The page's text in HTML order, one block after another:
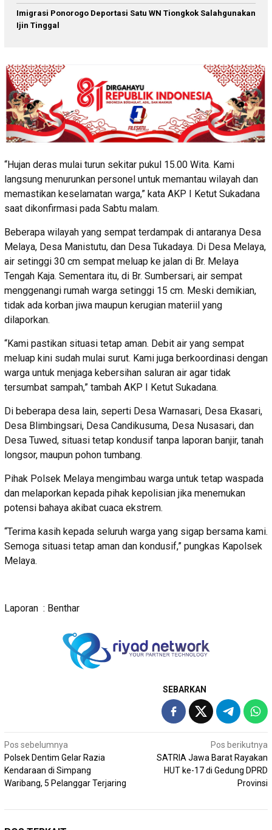
Imigrasi Ponorogo Deportasi Satu WN Tiongkok Salahgunakan
Ijin Tinggal
“Hujan deras mulai turun sekitar pukul 15.00 Wita. Kami
langsung menurunkan personel untuk memantau wilayah dan
memastikan keselamatan warga,” kata AKP I Ketut Sukadana
saat dikonfirmasi pada Sabtu malam.
Beberapa wilayah yang sempat terdampak di antaranya Desa
Melaya, Desa Manistutu, dan Desa Tukadaya. Di Desa Melaya,
air setinggi 30 cm sempat meluap ke jalan di Br. Melaya
Tengah Kaja. Sementara itu, di Br. Sumbersari, air sempat
menggenangi rumah warga setinggi 15 cm. Meski demikian,
tidak ada korban jiwa maupun kerugian materiil yang
dilaporkan.
“Kami pastikan situasi tetap aman. Debit air yang sempat
meluap kini sudah mulai surut. Kami juga berkoordinasi dengan
warga untuk menjaga kebersihan saluran air agar tidak
tersumbat sampah,” tambah AKP I Ketut Sukadana.
Di beberapa desa lain, seperti Desa Warnasari, Desa Ekasari,
Desa Blimbingsari, Desa Candikusuma, Desa Nusasari, dan
Desa Tuwed, situasi tetap kondusif tanpa laporan banjir, tanah
longsor, maupun pohon tumbang.
Pihak Polsek Melaya mengimbau warga untuk tetap waspada
dan melaporkan kepada pihak kepolisian jika menemukan
potensi bahaya akibat cuaca ekstrem.
“Terima kasih kepada seluruh warga yang sigap bersama kami.
Semoga situasi tetap aman dan kondusif,” pungkas Kapolsek
Melaya.
Laporan : Benthar
SEBARKAN
Navigasi
pos
Pos sebelumnya
Polsek Dentim Gelar Razia
Kendaraan di Simpang
Waribang, 5 Pelanggar Terjaring
Pos berikutnya
SATRIA Jawa Barat Rayakan
HUT ke-17 di Gedung DPRD
Provinsi